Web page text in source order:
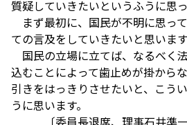
質疑していきたいというふうに思っ
まず最初に、国民が不明に思っ
ての言及をしていきたいと思います
国民の立場に立てば、なるべく
込むことによって歯止めが掛から
引きをはっきりさせたいと、こう
うに思います。